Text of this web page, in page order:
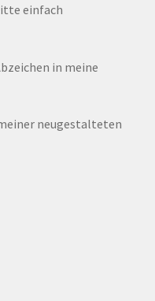
einfach
in meine
neugestalteten